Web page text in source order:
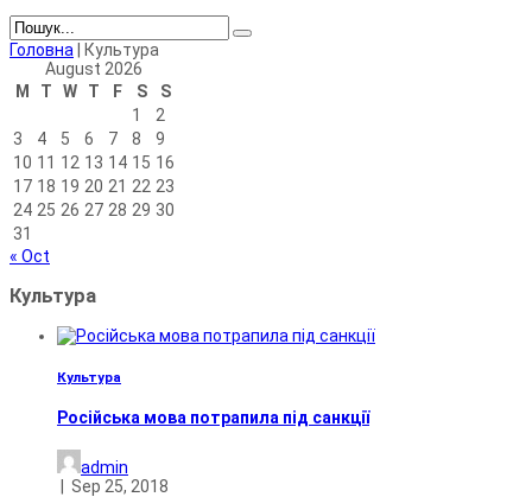
Головна
Культура
August 2026
M
T W T F S
S
1
2
3
4 5 6 7 8
9
10 11 12 13 14 15 16
17 18 19 20 21 22 23
24 25 26 27 28 29 30
31
« Oct
Культура
Культура
Російська мова потрапила під санкції
admin
Sep 25, 2018